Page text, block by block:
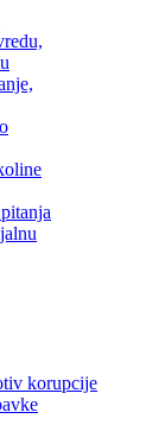
korupcije